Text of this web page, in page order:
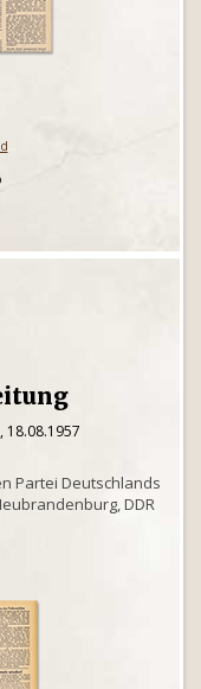
18.08.1957
Partei Deutschlands
DDR